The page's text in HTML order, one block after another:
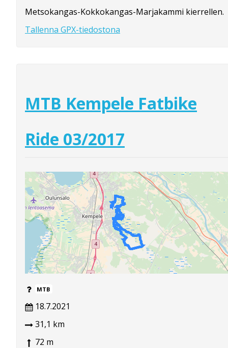
Metsokangas-Kokkokangas-Marjakammi kierrellen.
Tallenna GPX-tiedostona
MTB Kempele Fatbike
Ride 03/2017
MTB
18.7.2021
31,1 km
72 m